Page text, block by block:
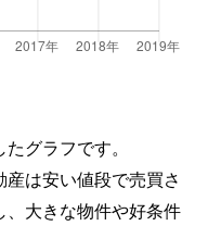
グラフです。
は安い値段で売買さ
大きな物件や好条件